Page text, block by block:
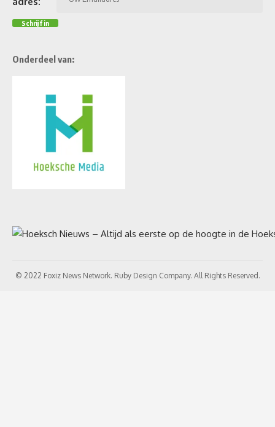
Onderdeel van:
© 2022 Foxiz News Network. Ruby Design Company. All Rights Reserved.